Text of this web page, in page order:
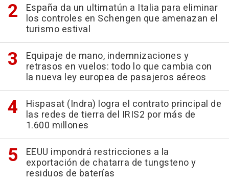
España da un ultimatún a Italia para eliminar
los controles en Schengen que amenazan el
turismo estival
Equipaje de mano, indemnizaciones y
retrasos en vuelos: todo lo que cambia con
la nueva ley europea de pasajeros aéreos
Hispasat (Indra) logra el contrato principal de
las redes de tierra del IRIS2 por más de
1.600 millones
EEUU impondrá restricciones a la
exportación de chatarra de tungsteno y
residuos de baterías